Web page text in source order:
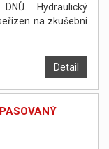
Hydraulický
na zkušební
Detail